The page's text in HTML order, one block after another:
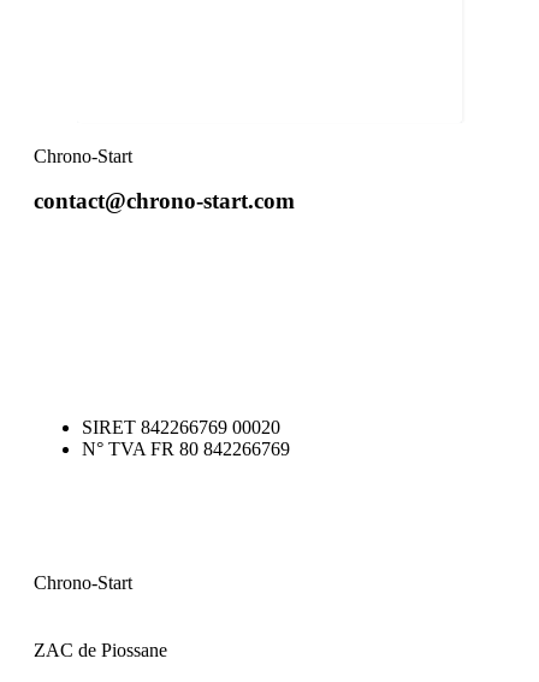
Chrono-Start
contact@chrono-start.com
SIRET 842266769 00020
N° TVA FR 80 842266769
Chrono-Start
ZAC de Piossane